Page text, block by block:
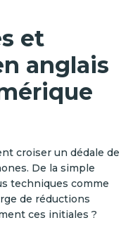
et
anglais
croiser un dédale de
De la simple
techniques comme
de réductions
ces initiales ?